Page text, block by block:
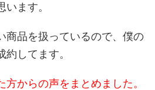
ます。
商品を扱っているので、僕の
してます。
方からの声をまとめました。